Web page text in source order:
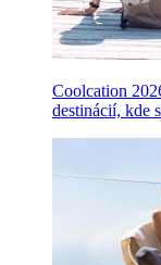
Coolcation
destinácií, kde